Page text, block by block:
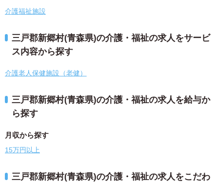
介護福祉施設
三戸郡新郷村(青森県)の介護・福祉の求人をサービ
ス内容から探す
介護老人保健施設（老健）
三戸郡新郷村(青森県)の介護・福祉の求人を給与か
ら探す
月収から探す
15万円以上
三戸郡新郷村(青森県)の介護・福祉の求人をこだわ